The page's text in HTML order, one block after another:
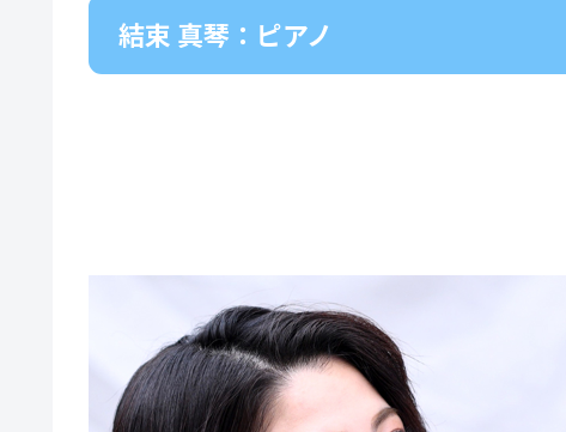
結束 真琴：ピアノ